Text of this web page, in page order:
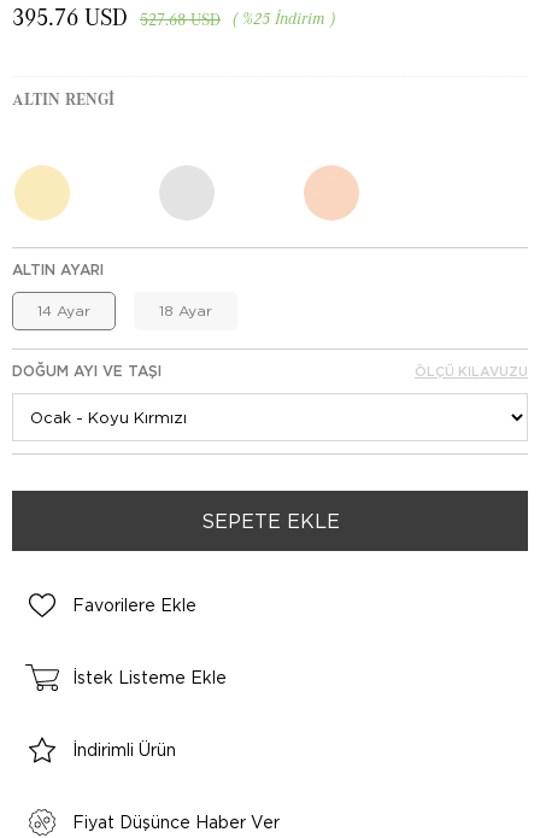
%25 İndirim
527.68 USD
395.76 USD
ALTIN RENGI
ALTIN AYARI
14 Ayar 18 Ayar
DOĞUM AYI VE TAŞI ÖLÇÜ KILAVUZU
Favorilere Ekle
İstek Listeme Ekle
İndirimli Ürün
Fiyat Düşünce Haber Ver